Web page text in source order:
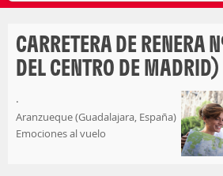
CARRETERA DE RENERA
DEL CENTRO DE MADRID)
.
Aranzueque (Guadalajara, España)
Emociones al vuelo